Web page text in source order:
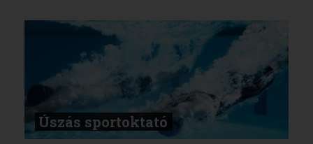
Úszás sportoktató